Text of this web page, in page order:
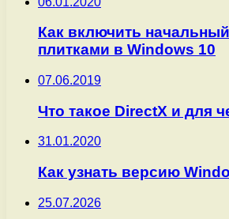
Как включить
плитками в Windows 10
07.06.2019
Что такое DirectX и для
31.01.2020
Как узнать версию
25.07.2026